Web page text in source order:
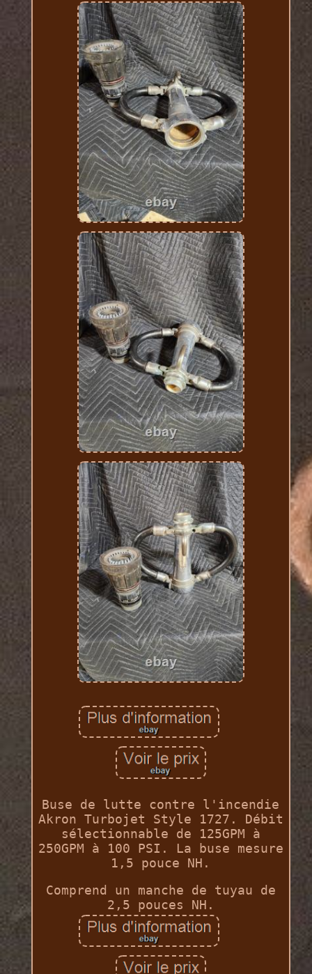
Buse de lutte contre l'incendie
Akron Turbojet Style 1727. Débit
sélectionnable de 125GPM à
250GPM à 100 PSI. La buse mesure
1,5 pouce NH.
Comprend un manche de tuyau de
2,5 pouces NH.